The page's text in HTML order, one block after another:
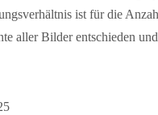
ist für die
aller Bilder entschieden